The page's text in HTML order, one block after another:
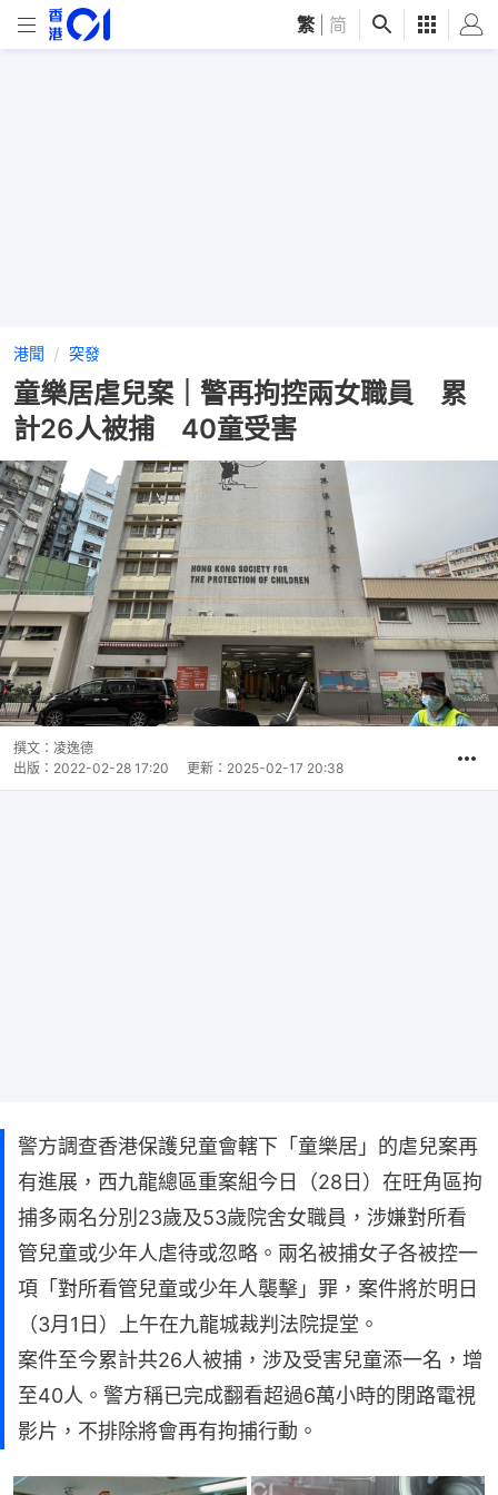
繁 简
港聞 突發
童樂居虐兒案｜警再拘控兩女職員 累
計26人被捕 40童受害
撰文： 凌逸德
出版： 2022-02-28 17:20 更新： 2025-02-17 20:38
警方調查香港保護兒童會轄下「童樂居」的虐兒案再
有進展，西九龍總區重案組今日（28日）在旺角區拘
捕多兩名分別23歲及53歲院舍女職員，涉嫌對所看
管兒童或少年人虐待或忽略。兩名被捕女子各被控一
項「對所看管兒童或少年人襲擊」罪，案件將於明日
（3月1日）上午在九龍城裁判法院提堂。
案件至今累計共26人被捕，涉及受害兒童添一名，增
至40人。警方稱已完成翻看超過6萬小時的閉路電視
影片，不排除將會再有拘捕行動。